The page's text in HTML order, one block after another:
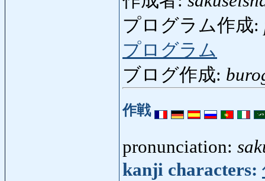
プログラム作成:
プログラム
ブログ作成:
作戦
pronunciation:
kanji characters: